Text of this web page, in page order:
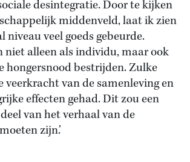
desintegratie. Door te kijken
middenveld, laat ik zien
niveau veel goeds gebeurde.
niet alleen als individu, maar ook
hongersnood bestrijden. Zulke
veerkracht van de samenleving en
effecten gehad. Dit zou een
van het verhaal van de
zijn.’